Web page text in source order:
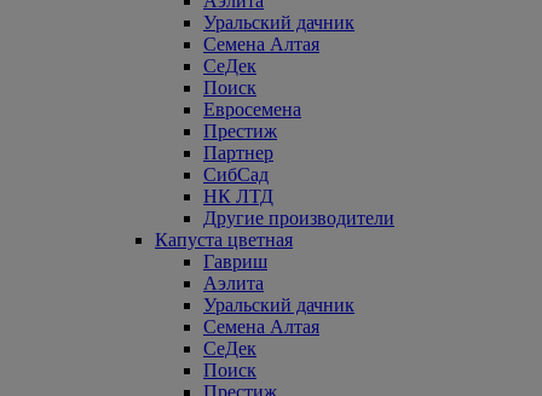
Уральский дачник
Семена Алтая
СеДек
Поиск
Евросемена
Престиж
Партнер
СибСад
НК ЛТД
Другие производители
Капуста цветная
Гавриш
Аэлита
Уральский дачник
Семена Алтая
СеДек
Поиск
Престиж